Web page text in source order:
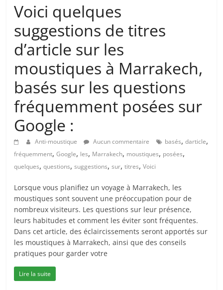
Voici quelques
suggestions de titres
d’article sur les
moustiques à Marrakech,
basés sur les questions
fréquemment posées sur
Google :
Anti-moustique Aucun commentaire basés,darticle,
fréquemment,Google, les, Marrakech, moustiques, posées,
quelques,questions,suggestions,sur,titres,Voici
Lorsque vous planifiez un voyage à Marrakech, les
moustiques sont souvent une préoccupation pour de
nombreux visiteurs. Les questions sur leur présence,
leurs habitudes et comment les éviter sont fréquentes.
Dans cet article, des éclaircissements seront apportés sur
les moustiques à Marrakech, ainsi que des conseils
pratiques pour garder votre
Lire la suite